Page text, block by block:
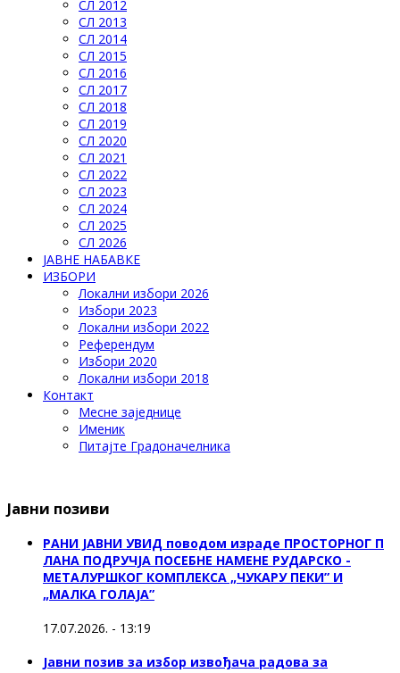
СЛ 2012
СЛ 2013
СЛ 2014
СЛ 2015
СЛ 2016
СЛ 2017
СЛ 2018
СЛ 2019
СЛ 2020
СЛ 2021
СЛ 2022
СЛ 2023
СЛ 2024
СЛ 2025
СЛ 2026
ЈАВНЕ НАБАВКЕ
ИЗБОРИ
Локални избори 2026
Избори 2023
Локални избори 2022
Референдум
Избори 2020
Локални избори 2018
Контакт
Месне заједнице
Именик
Питајте Градоначелника
Јавни позиви
РАНИ ЈАВНИ УВИД поводом израде ПРОСТОРНОГ П
ЛАНА ПОДРУЧЈА ПОСЕБНЕ НАМЕНЕ РУДАРСКО -
МЕТАЛУРШКОГ КОМПЛЕКСА „ЧУКАРУ ПЕКИ” И
„МАЛКА ГОЛАЈА”
17.07.2026. - 13:19
Јавни позив за избор извођача радова за